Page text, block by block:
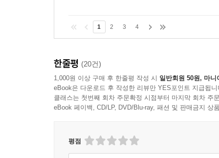
1 2 3 4
한줄평 (20건)
1,000원 이상 구매 후 한줄평 작성 시 일반회원 50원, 마니
eBook은 다운로드 후 작성한 리뷰만 YES포인트 지급됩니
클래스는 첫번째 회차 주문확정 시점부터 마지막 회차 주
eBook 페이백, CD/LP, DVD/Blu-ray, 패션 및 판매금지 상
평점